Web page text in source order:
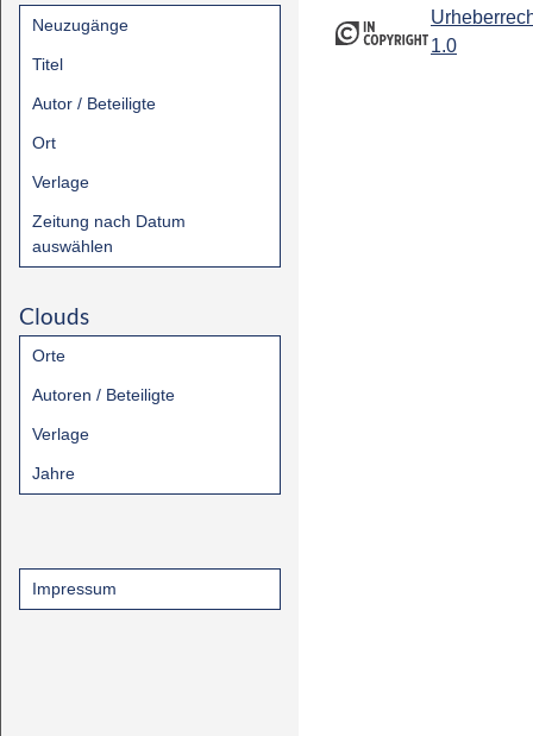
Neuzugänge
Titel
Autor / Beteiligte
Ort
Verlage
Zeitung nach Datum
auswählen
Clouds
Orte
Autoren / Beteiligte
Verlage
Jahre
Impressum
1.0